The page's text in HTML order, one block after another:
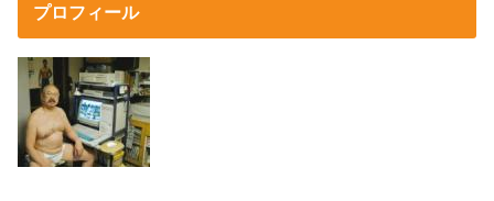
プロフィール